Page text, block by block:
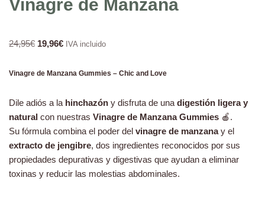
Vinagre de Manzana
24,95€ 19,96€ IVA incluido
Vinagre de Manzana Gummies – Chic and Love
Dile adiós a la hinchazón y disfruta de una digestión ligera y
natural con nuestras Vinagre de Manzana Gummies 🍎.
Su fórmula combina el poder del vinagre de manzanay el
extracto de jengibre, dos ingredientes reconocidos por sus
propiedades depurativas y digestivas que ayudan a eliminar
toxinas y reducir las molestias abdominales.